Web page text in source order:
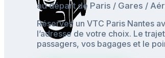
au départ de Paris / Gares /
Réservez un VTC Paris Nantes
l’adresse de votre choix. Le
passagers, vos bagages et le